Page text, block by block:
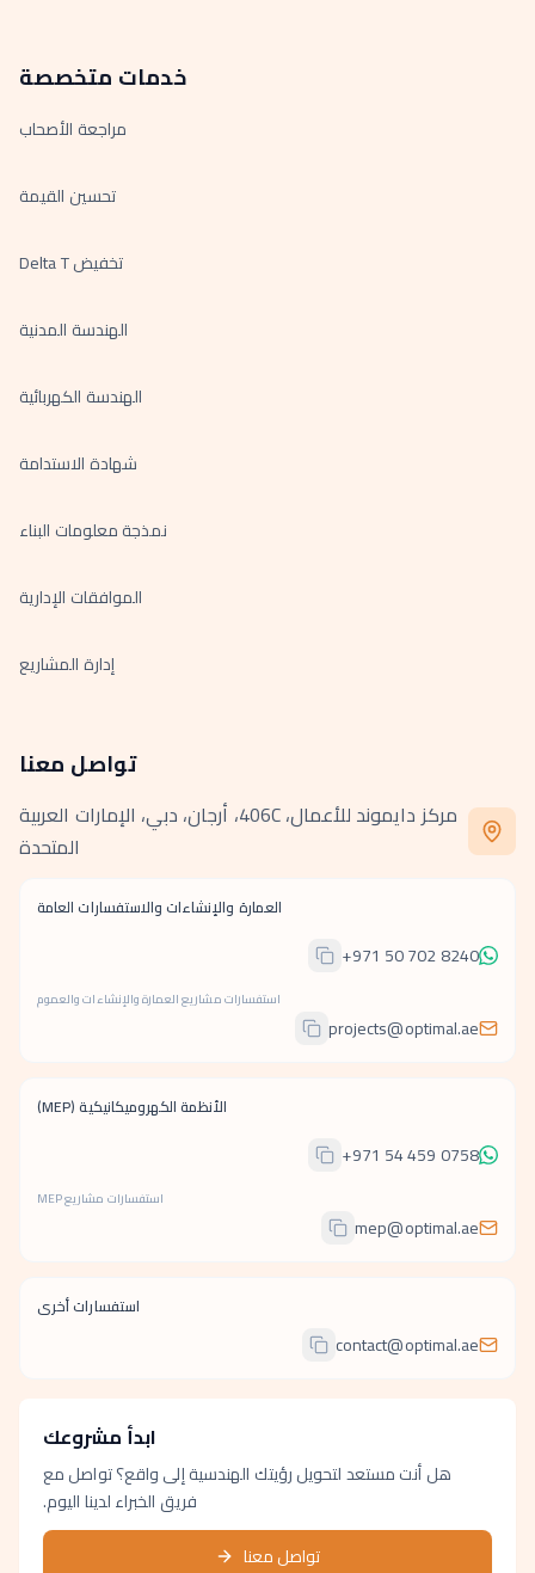
خدمات متخصصة
مراجعة الأصحاب
تحسين القيمة
تخفيض Delta T
الهندسة المدنية
الهندسة الكهربائية
شهادة الاستدامة
نمذجة معلومات البناء
الموافقات الإدارية
إدارة المشاريع
تواصل معنا
مركز دايموند للأعمال، 406C، أرجان، دبي، الإمارات العربية
المتحدة
العمارة والإنشاءات والاستفسارات العامة
+971 50 702 8240
استفسارات مشاريع العمارة والإنشاءات والعموم
projects@optimal.ae
الأنظمة الكهروميكانيكية (MEP)
+971 54 459 0758
استفسارات مشاريع MEP
mep@optimal.ae
استفسارات أخرى
contact@optimal.ae
ابدأ مشروعك
هل أنت مستعد لتحويل رؤيتك الهندسية إلى واقع؟ تواصل مع
فريق الخبراء لدينا اليوم.
تواصل معنا